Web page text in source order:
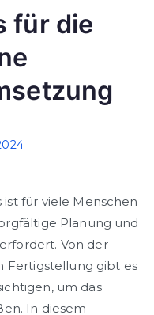
für die
ist für viele Menschen
Planung und
Von der
Fertigstellung gibt es
um das
In diesem